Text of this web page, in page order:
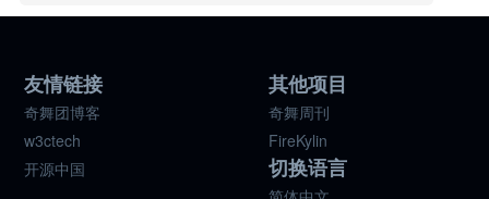
友情链接
奇舞团博客
w3ctech
开源中国
其他项目
奇舞周刊
FireKylin
切换语言